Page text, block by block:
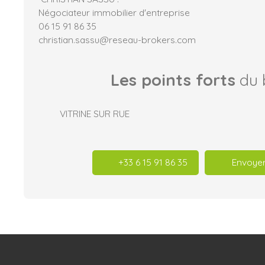
Négociateur immobilier d'entreprise
06 15 91 86 35
christian.sassu@reseau-brokers.com
Les points forts du
VITRINE SUR RUE
+33 6 15 91 86 35